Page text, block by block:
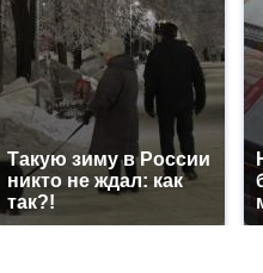
Такую зиму в России
никто не ждал: как
так?!